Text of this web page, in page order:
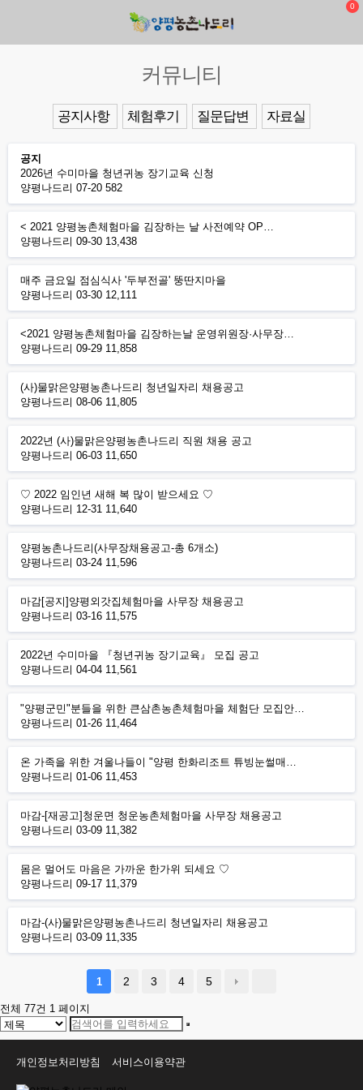
0
커뮤니티
공지사항 체험후기 질문답변 자료실
공지
2026년 수미마을 청년귀농 장기교육 신청
양평나드리 07-20 582
< 2021 양평농촌체험마을 김장하는 날 사전예약 OP…
양평나드리 09-30 13,438
매주 금요일 점심식사 '두부전골' 뚱딴지마을
양평나드리 03-30 12,111
<2021 양평농촌체험마을 김장하는날 운영위원장·사무장…
양평나드리 09-29 11,858
(사)물맑은양평농촌나드리 청년일자리 채용공고
양평나드리 08-06 11,805
2022년 (사)물맑은양평농촌나드리 직원 채용 공고
양평나드리 06-03 11,650
♡ 2022 임인년 새해 복 많이 받으세요 ♡
양평나드리 12-31 11,640
양평농촌나드리(사무장채용공고-총 6개소)
양평나드리 03-24 11,596
마감[공지]양평외갓집체험마을 사무장 채용공고
양평나드리 03-16 11,575
2022년 수미마을 『청년귀농 장기교육』 모집 공고
양평나드리 04-04 11,561
"양평군민"분들을 위한 큰삼촌농촌체험마을 체험단 모집안…
양평나드리 01-26 11,464
온 가족을 위한 겨울나들이 "양평 한화리조트 튜빙눈썰매…
양평나드리 01-06 11,453
마감-[재공고]청운면 청운농촌체험마을 사무장 채용공고
양평나드리 03-09 11,382
몸은 멀어도 마음은 가까운 한가위 되세요 ♡
양평나드리 09-17 11,379
마감-(사)물맑은양평농촌나드리 청년일자리 채용공고
양평나드리 03-09 11,335
1 2 3 4 5
전체 77건 1 페이지
개인정보처리방침 서비스이용약관